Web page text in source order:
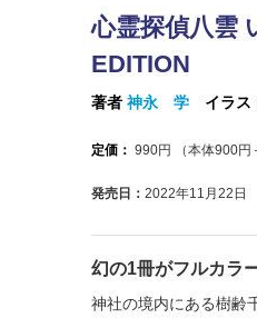
心霊探偵八雲
EDITION
著者 神永 学 イラス
定価： 990円 （本体900円
発売日： 2022年11月22日
幻の1冊がフルカラ
神社の境内にある樹齢